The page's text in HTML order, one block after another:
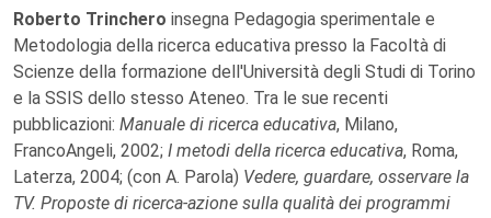
Roberto Trinchero insegna Pedagogia sperimentale e
Metodologia della ricerca educativa presso la Facoltà di
Scienze della formazione dell'Università degli Studi di Torino
e la SSIS dello stesso Ateneo. Tra le sue recenti
pubblicazioni: Manuale di ricerca educativa, Milano,
FrancoAngeli, 2002; I metodi della ricerca educativa, Roma,
Laterza, 2004; (con A. Parola) Vedere, guardare, osservare la
TV. Proposte di ricerca-azione sulla qualità dei programmi